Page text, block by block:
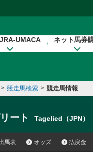
UMACA ネット馬券
> 競走馬検索 > 競走馬情報
ート Tagelied（JPN）
馬表 オッズ 払戻金